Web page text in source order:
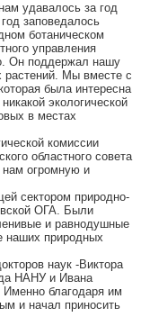
удавалось за год
заповедалось
ботаническом
управления
Он поддержал нашу
растений. Мы вместе с
была интересна
экологической
в местах
комиссии
областного совета
нам огромную и
сектором природно-
ОГА. Были
и равнодушные
наших природных
наук -Виктора
НАНУ и Ивана
Именно благодаря им
и начал приносить